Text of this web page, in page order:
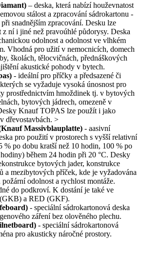
– deska, která nabízí houževnatost
stálost a zpracování sádrokartonu -
snadnějším zpracování. Desku lze
z ní i jiné než pravoúhlé půdorysy. Deska
odolnost a odolnost ve vlhkém
Vhodná pro užití v nemocnicích, domech
školách, tělocvičnách, přednáškových
akustické pohody v bytech.
- ideální pro příčky a předsazené či
se vyžaduje vysoká únosnost pro
prostřednictvím hmoždinek tj. v bytových
bytových jádrech, omezeně v
Knauf TOPAS lze použít i jako
dřevostavbách. >
Massivblauplatte) - aasivní
pro použití v prostorech s vyšší relativní
% po dobu kratší než 10 hodin, 100 % po
během 24 hodin při 20 °C. Desky
bytových jader, konstrukce
a mezibytových příček, kde je vyžadována
odolnost a rychlost montáže.
do podkroví. K dostání je také ve
a RED (GKF).
- speciální sádrokartonová deska
záření bez olověného plechu.
- speciální sádrokartonová
pro akusticky náročné prostory.